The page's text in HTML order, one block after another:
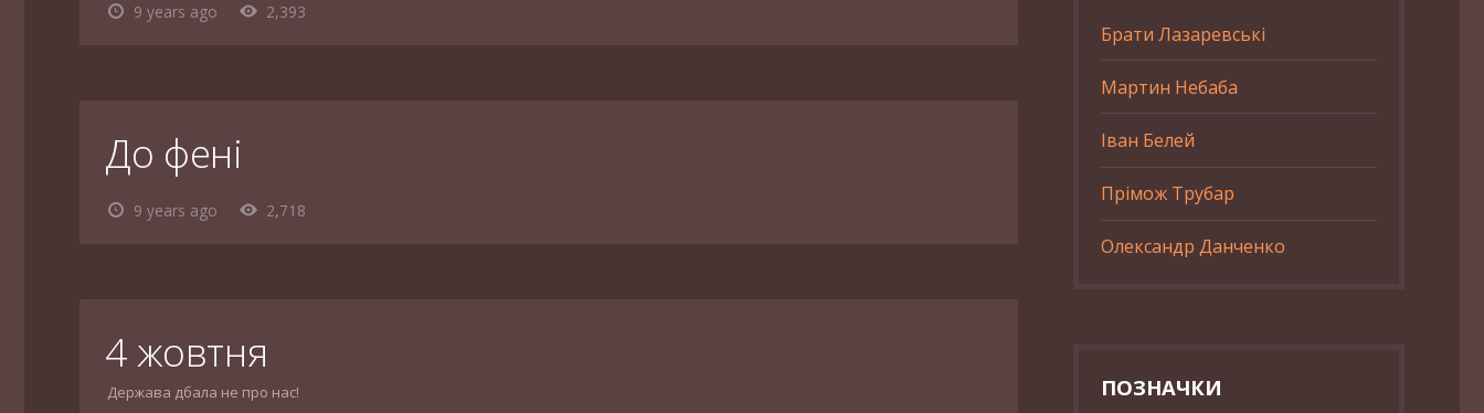
9 years ago 2,393
9 years ago 2,718
До фені
4 жовтня
Держава дбала не про нас!
Брати Лазаревські
Мартин Небаба
Іван Белей
Прімож Трубар
Олександр Данченко
ПОЗНАЧКИ